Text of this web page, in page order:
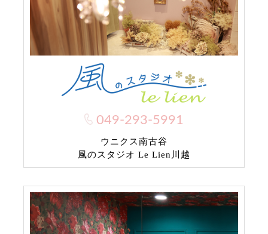
049-293-5991
ウニクス南古谷
風のスタジオ Le Lien川越